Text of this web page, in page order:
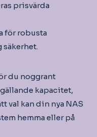
prisvärda
för robusta
du noggrant
kapacitet,
val kan din nya NAS
hemma eller på